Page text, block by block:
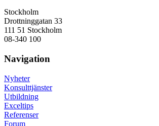
Stockholm
Drottninggatan 33
111 51 Stockholm
08-340 100
Navigation
Nyheter
Konsulttjänster
Utbildning
Exceltips
Referenser
Forum